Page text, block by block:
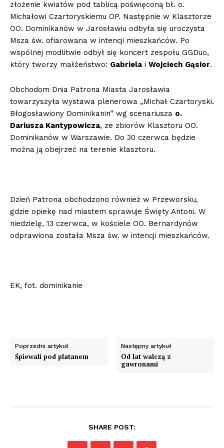
złożenie kwiatów pod tablicą poświęconą bł. o.
Michałowi Czartoryskiemu OP. Następnie w Klasztorze
OO. Dominikanów w Jarosławiu odbyła się uroczysta
Msza św. ofiarowana w intencji mieszkańców. Po
wspólnej modlitwie odbył się koncert zespołu GGDuo,
który tworzy małżeństwo: Gabriela i Wojciech Gąsior.
Obchodom Dnia Patrona Miasta Jarosławia
towarzyszyła wystawa plenerowa „Michał Czartoryski.
Błogosławiony Dominikanin” wg scenariusza o.
Dariusza Kantypowicza, ze zbiorów Klasztoru OO.
Dominikanów w Warszawie. Do 30 czerwca będzie
można ją obejrzeć na terenie klasztoru.
Dzień Patrona obchodzono również w Przeworsku,
gdzie opiekę nad miastem sprawuje Święty Antoni. W
niedzielę, 13 czerwca, w kościele OO. Bernardynów
odprawiona została Msza św. w intencji mieszkańców.
EK, fot. dominikanie
Poprzedni artykuł
Śpiewali pod platanem
Następny artykuł
Od lat walczą z
gawronami
SHARE POST: